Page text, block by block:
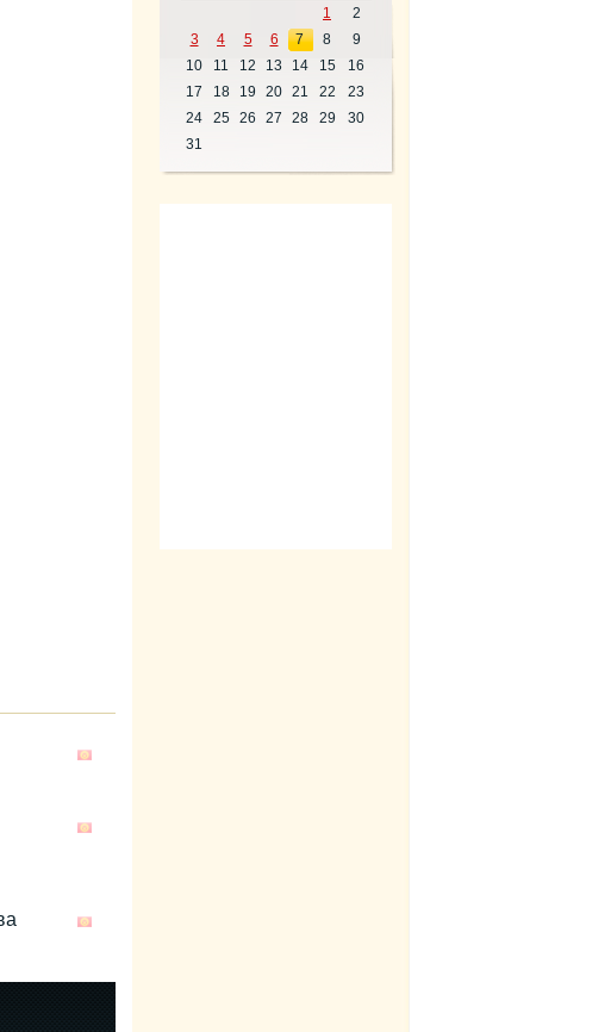
1
2
3
4 5 6 7 8
9
10
11 12 13 14 15
16
17
18 19 20 21 22
23
24
25 26 27 28 29
30
31